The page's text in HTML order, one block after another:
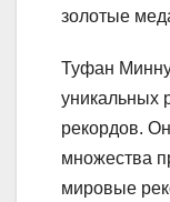
золотые
Туфан
уникальных
рекордов.
множества
мировые